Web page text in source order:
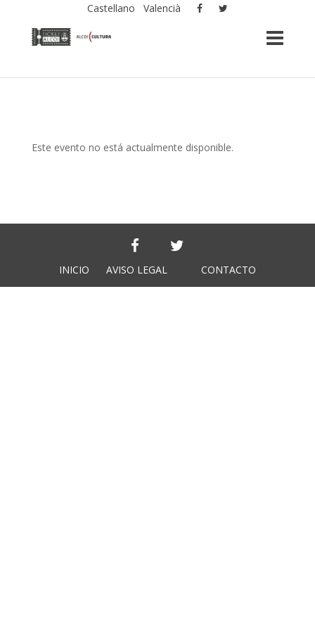
Castellano Valencià
Este evento no está actualmente disponible.
INICIO AVISO LEGAL CONTACTO